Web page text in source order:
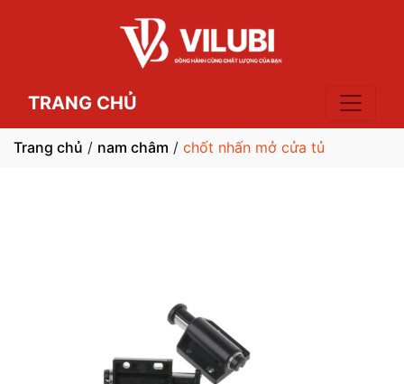
TRANG CHỦ
Trang chủ / nam châm / chốt nhấn mở cửa tủ